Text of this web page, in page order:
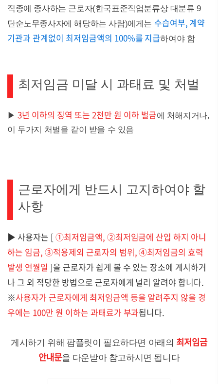
직종에 종사하는 근로자(한국표준직업분류상 대분류 9
단순노무종사자에 해당하는 사람)에게는 수습여부, 계약
기관과 관계없이 최저임금액의 100%를 지급하여야 함
최저임금 미달 시 과태료 및 처벌
▶3년 이하의 징역 또는 2천만 원 이하 벌금에 처해지거나,
이 두가지 처벌을 같이 받을 수 있음
근로자에게 반드시 고지하여야 할
사항
▶ 사용자는 [①최저임금액, ②최저임금에 산입 하지 아니
하는 임금, ③적용제외 근로자의 범위, ④최저임금의 효력
발생 연월일 ]을 근로자가 쉽게 볼 수 있는 장소에 게시하거
나 그 외 적당한 방법으로 근로자에게 널리 알려야 합니다.
※사용자가 근로자에게 최저임금액 등을 알려주지 않을 경
우에는 100만 원 이하는 과태료가 부과됩니다.
게시하기 위해 팜플릿이 필요하다면 아래의 최저임금
안내문을 다운받아 참고하시면 됩니다